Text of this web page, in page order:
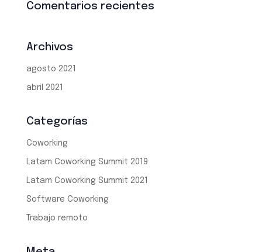
Comentarios recientes
Archivos
agosto 2021
abril 2021
Categorías
Coworking
Latam Coworking Summit 2019
Latam Coworking Summit 2021
Software Coworking
Trabajo remoto